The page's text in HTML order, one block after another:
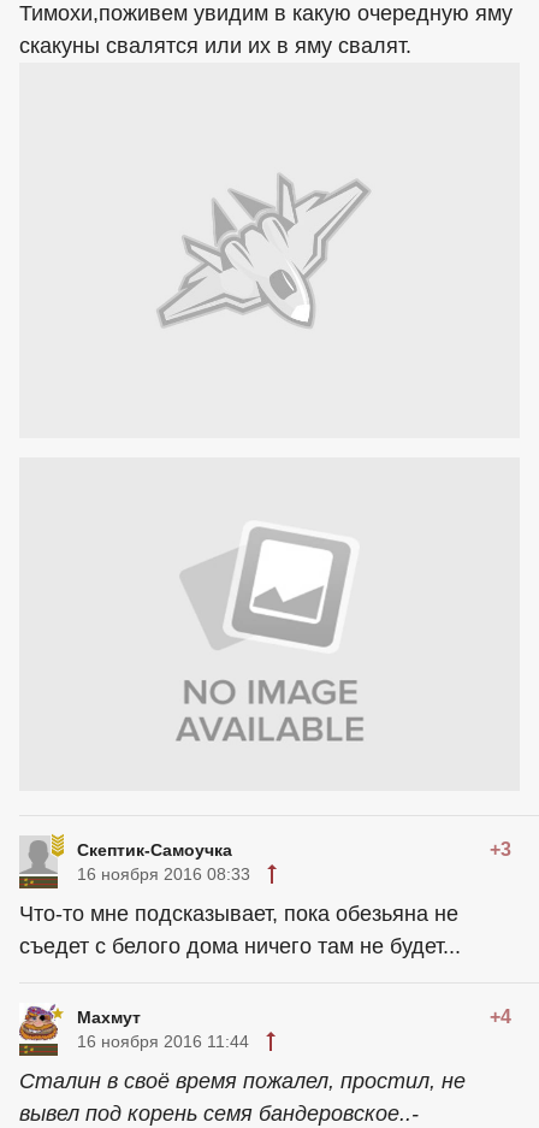
Тимохи,поживем увидим в какую очередную яму
скакуны свалятся или их в яму свалят.
Скептик-Самоучка +3
16 ноября 2016 08:33
Что-то мне подсказывает, пока обезьяна не
съедет с белого дома ничего там не будет...
Махмут +4
16 ноября 2016 11:44
Сталин в своё время пожалел, простил, не
вывел под корень семя бандеровское..-